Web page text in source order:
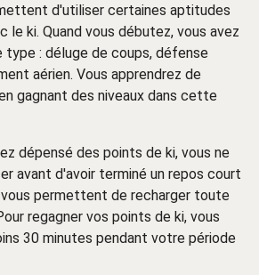
d'utiliser certaines aptitudes
le ki. Quand vous débutez, vous avez
: déluge de coups, défense
aérien. Vous apprendrez de
gagnant des niveaux dans cette
dépensé des points de ki, vous ne
avant d'avoir terminé un repos court
vous permettent de recharger toute
regagner vos points de ki, vous
30 minutes pendant votre période